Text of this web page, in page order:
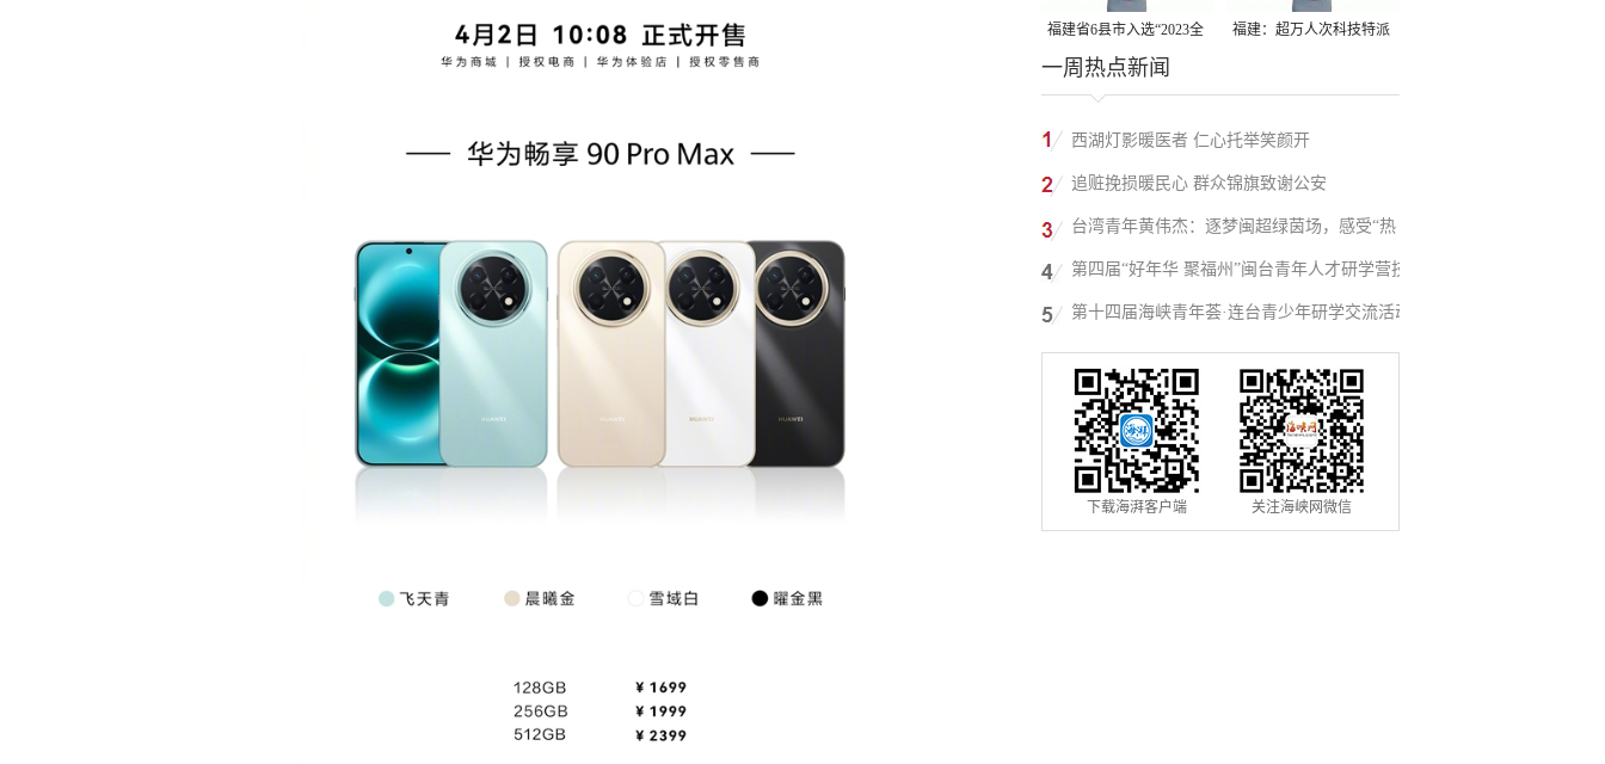
福建省6县市入选“2023全
国县域发展潜力百强县”
福建：超万人次科技特派
一周热点新闻
西湖灯影暖医者 仁心托举笑颜开
追赃挽损暖民心 群众锦旗致谢公安
台湾青年黄伟杰：逐梦闽超绿茵场，感受“热
血”与温情
第四届“好年华 聚福州”闽台青年人才研学营技
术成果项目路演在榕举办
第十四届海峡青年荟·连台青少年研学交流活动
在福州启航
下载海湃客户端 关注海峡网微信